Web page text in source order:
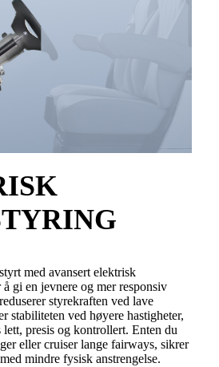
med avansert elektrisk
gi en jevnere og mer responsiv
styrekraften ved lave
stabiliteten ved høyere hastigheter,
presis og kontrollert. Enten du
eller cruiser lange fairways, sikrer
mindre fysisk anstrengelse.